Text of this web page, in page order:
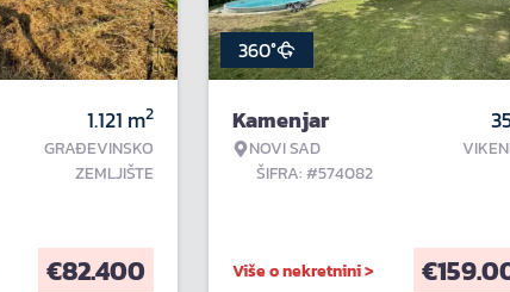
1.121 m2
GRAĐEVINSKO
ZEMLJIŠTE
€82.400
360°
Kamenjar
NOVI SAD
ŠIFRA: #574082
Više o nekretnini > €